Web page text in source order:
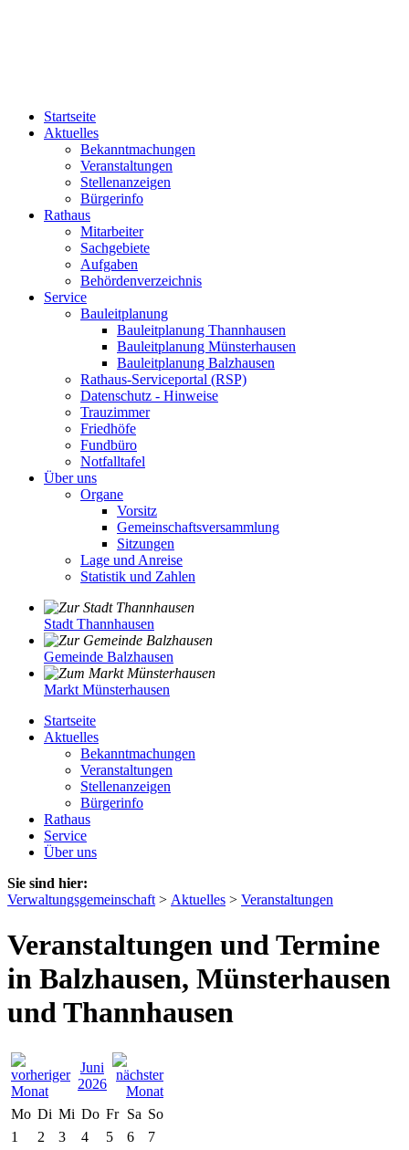
Startseite
Aktuelles
Bekanntmachungen
Veranstaltungen
Stellenanzeigen
Bürgerinfo
Rathaus
Mitarbeiter
Sachgebiete
Aufgaben
Behördenverzeichnis
Service
Bauleitplanung
Bauleitplanung Thannhausen
Bauleitplanung Münsterhausen
Bauleitplanung Balzhausen
Rathaus-Serviceportal (RSP)
Datenschutz - Hinweise
Trauzimmer
Friedhöfe
Fundbüro
Notfalltafel
Über uns
Organe
Vorsitz
Gemeinschaftsversammlung
Sitzungen
Lage und Anreise
Statistik und Zahlen
Stadt Thannhausen
Gemeinde Balzhausen
Markt Münsterhausen
Startseite
Aktuelles
Bekanntmachungen
Veranstaltungen
Stellenanzeigen
Bürgerinfo
Rathaus
Service
Über uns
Sie sind hier:
Verwaltungsgemeinschaft > Aktuelles > Veranstaltungen
Veranstaltungen und Termine
in Balzhausen, Münsterhausen
und Thannhausen
Juni
2026
Mo Di Mi Do Fr Sa So
1
2 3 4 5 6
7